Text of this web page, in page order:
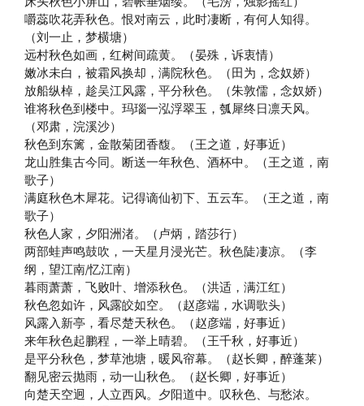
嚼蕊吹花弄秋色。恨对南云，此时凄断，有何人知得。
（刘一止，梦横塘）
远村秋色如画，红树间疏黄。（晏殊，诉衷情）
嫩冰未白，被霜风换却，满院秋色。（田为，念奴娇）
放船纵棹，趁吴江风露，平分秋色。（朱敦儒，念奴娇）
谁将秋色到楼中。玛瑙一泓浮翠玉，瓠犀终日凛天风。
（邓肃，浣溪沙）
秋色到东篱，金散菊团香馥。（王之道，好事近）
龙山胜集古今同。断送一年秋色、酒杯中。（王之道，南
歌子）
满庭秋色木犀花。记得谪仙初下、五云车。（王之道，南
歌子）
秋色人家，夕阳洲渚。（卢炳，踏莎行）
两部蛙声鸣鼓吹，一天星月浸光芒。秋色陡凄凉。（李
纲，望江南/忆江南）
暮雨萧萧，飞败叶、增添秋色。（洪适，满江红）
秋色忽如许，风露皎如空。（赵彦端，水调歌头）
风露入新亭，看尽楚天秋色。（赵彦端，好事近）
来年秋色起鹏程，一举上晴碧。（王千秋，好事近）
是平分秋色，梦草池塘，暖风帘幕。（赵长卿，醉蓬莱）
翻见密云抛雨，动一山秋色。（赵长卿，好事近）
向楚天空迥，人立西风。夕阳道中。叹秋色、与愁浓。